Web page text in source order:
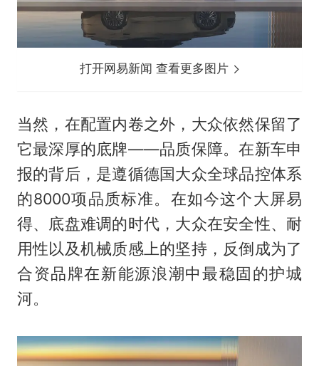
打开网易新闻 查看更多图片
当然，在配置内卷之外，大众依然保留了
它最深厚的底牌——品质保障。在新车申
报的背后，是遵循德国大众全球品控体系
的8000项品质标准。在如今这个大屏易
得、底盘难调的时代，大众在安全性、耐
用性以及机械质感上的坚持，反倒成为了
合资品牌在新能源浪潮中最稳固的护城
河。